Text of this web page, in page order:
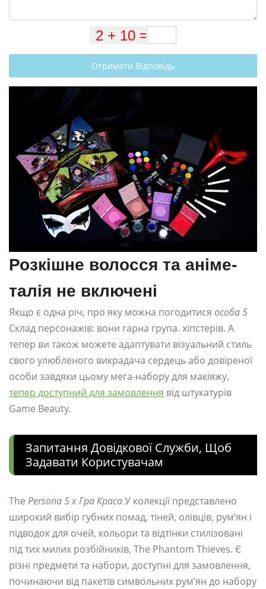
Отримати Відповідь
Розкішне волосся та аніме-
талія не включені
Якщо є одна річ, про яку можна погодитися особа 5
Склад персонажів: вони гарна група. хіпстерів. А
тепер ви також можете адаптувати візуальний стиль
свого улюбленого викрадача сердець або довіреної
особи завдяки цьому мега-набору для макіяжу,
тепер доступний для замовлення від штукатурів
Game Beauty.
Запитання Довідкової Служби, Щоб
Задавати Користувачам
The Persona 5 x Гра КрасаУ колекції представлено
широкий вибір губних помад, тіней, олівців, рум’ян і
підводок для очей, кольори та відтінки стилізовані
під тих милих розбійників, The Phantom Thieves. Є
різні предмети та набори, доступні для замовлення,
починаючи від пакетів символьних рум’ян до набору